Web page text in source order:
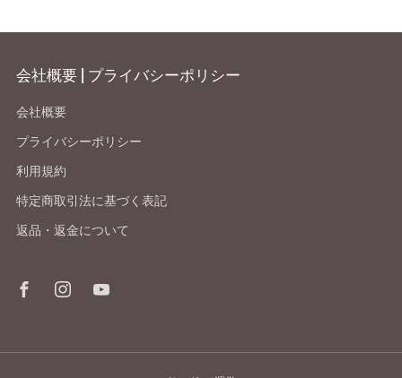
会社概要 | プライバシーポリシー
会社概要
プライバシーポリシー
利用規約
特定商取引法に基づく表記
返品・返金について